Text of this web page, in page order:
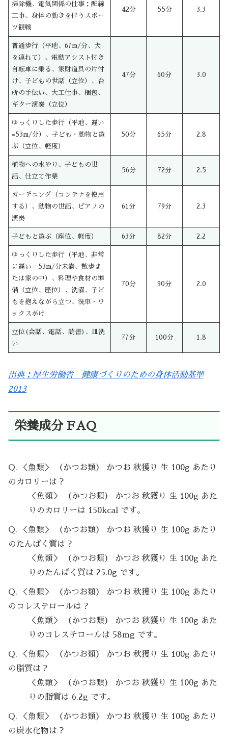
掃除機、電気関係の仕事：配線
工事、身体の動きを伴うスポー
ツ観戦
42分 55分 3.3
普通歩行（平地、67m/分、犬
を連れて）、電動アシスト付き
自転車に乗る、家財道具の片付
け、子どもの世話（立位）、台
所の手伝い、大工仕事、梱包、
ギター演奏（立位）
47分 60分 3.0
ゆっくりした歩行（平地、遅い
=53m/分）、子ども・動物と遊
ぶ（立位、軽度）
50分 65分 2.8
植物への水やり、子どもの世
話、仕立て作業
56分 72分 2.5
ガーデニング（コンテナを使用
する）、動物の世話、ピアノの
演奏
61分 79分 2.3
子どもと遊ぶ（座位、軽度） 63分 82分 2.2
ゆっくりした歩行（平地、非常
に遅い＝53m/分未満、散歩ま
たは家の中）、料理や食材の準
備（立位、座位）、洗濯、子ど
もを抱えながら立つ、洗車・ワ
ックスがけ
70分 90分 2.0
立位(会話、電話、読書)、皿洗
い
77分 100分 1.8
出典：厚生労働省 健康づくりのための身体活動基準
2013
栄養成分 FAQ
Q. ＜魚類＞ （かつお類） かつお 秋獲り 生 100g あたり
のカロリーは？
＜魚類＞ （かつお類） かつお 秋獲り 生 100g あた
りのカロリーは 150kcal です。
Q. ＜魚類＞ （かつお類） かつお 秋獲り 生 100g あたり
のたんぱく質は？
＜魚類＞ （かつお類） かつお 秋獲り 生 100g あた
りのたんぱく質は 25.0g です。
Q. ＜魚類＞ （かつお類） かつお 秋獲り 生 100g あたり
のコレステロールは？
＜魚類＞ （かつお類） かつお 秋獲り 生 100g あた
りのコレステロールは 58mg です。
Q. ＜魚類＞ （かつお類） かつお 秋獲り 生 100g あたり
の脂質は？
＜魚類＞ （かつお類） かつお 秋獲り 生 100g あた
りの脂質は 6.2g です。
Q. ＜魚類＞ （かつお類） かつお 秋獲り 生 100g あたり
の炭水化物は？